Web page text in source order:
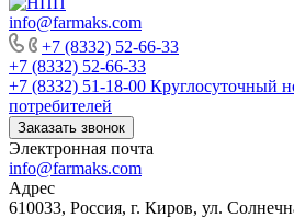
info@farmaks.com
+7 (8332) 52-66-33
+7 (8332) 52-66-33
+7 (8332) 51-18-00 Круглосуточный
потребителей
Заказать звонок
Электронная почта
info@farmaks.com
Адрес
610033, Россия, г. Киров, ул.